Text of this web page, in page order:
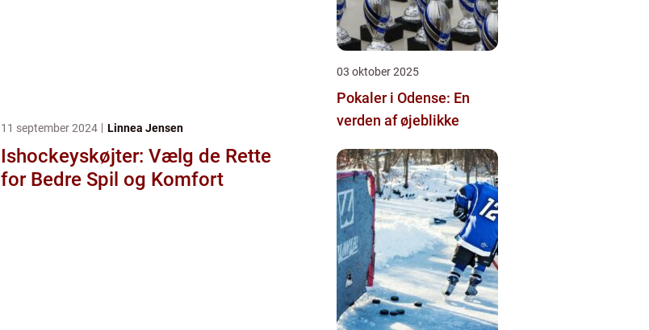
11 september 2024 Linnea Jensen
Ishockeyskøjter: Vælg de Rette
for Bedre Spil og Komfort
03 oktober 2025
Pokaler i Odense: En
verden af øjeblikke